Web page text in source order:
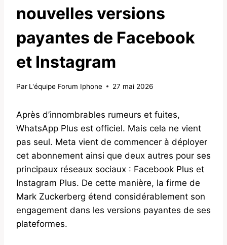
nouvelles versions
payantes de Facebook
et Instagram
Par L'équipe Forum Iphone 27 mai 2026
Après d’innombrables rumeurs et fuites,
WhatsApp Plus est officiel. Mais cela ne vient
pas seul. Meta vient de commencer à déployer
cet abonnement ainsi que deux autres pour ses
principaux réseaux sociaux : Facebook Plus et
Instagram Plus. De cette manière, la firme de
Mark Zuckerberg étend considérablement son
engagement dans les versions payantes de ses
plateformes.